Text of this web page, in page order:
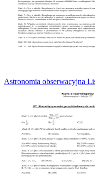
Astronomia obserwacyjna